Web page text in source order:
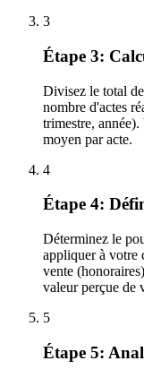
3
Étape 3:
Divisez le total
nombre d'actes
trimestre,
moyen par acte.
4
Étape 4:
Déterminez le
appliquer à votre
vente
valeur perçue de
5
Étape 5: